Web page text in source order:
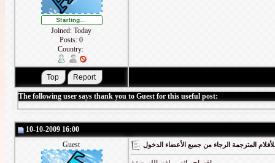
Joined: Today
Posts: 0
Country:
The following user says thank you to Guest for this useful post:
10-10-2009 16:00
Guest
المترجمة الرجاء من جميع الأعضاء الدخول